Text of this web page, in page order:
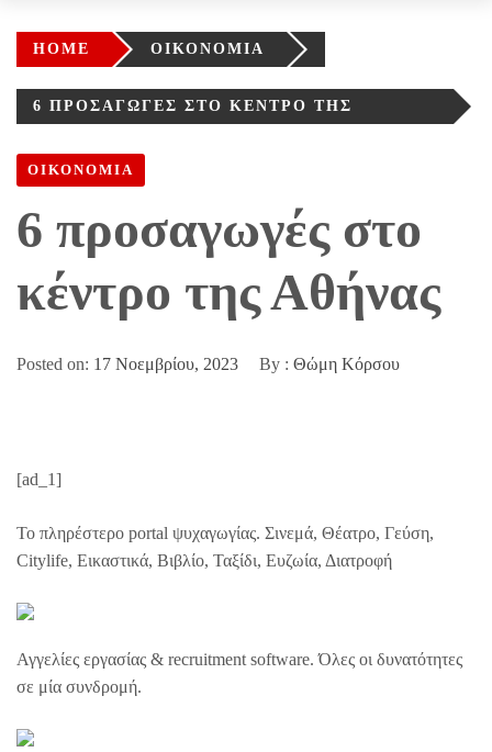
HOME ΟΙΚΟΝΟΜΙΑ
6 ΠΡΟΣΑΓΩΓΈΣ ΣΤΟ ΚΈΝΤΡΟ ΤΗΣ
ΟΙΚΟΝΟΜΙΑ
6 προσαγωγές στο
κέντρο της Αθήνας
Posted on: 17 Νοεμβρίου, 2023 By : Θώμη Κόρσου
[ad_1]
Το πληρέστερο portal ψυχαγωγίας. Σινεμά, Θέατρο, Γεύση,
Citylife, Εικαστικά, Βιβλίο, Ταξίδι, Ευζωία, Διατροφή
Αγγελίες εργασίας & recruitment software. Όλες οι δυνατότητες
σε μία συνδρομή.